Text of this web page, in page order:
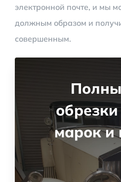
электронной почте, и мы
должным образом и
совершенным.
марок и